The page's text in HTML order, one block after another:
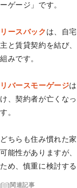
ーゲージ」です。
リースバック は、自
主と賃貸契約を結び
組みです。
リバースモーゲージ
け、契約者が亡くな
す。
どちらも住み慣れた
可能性がありますが
ため、慎重に検討す
関連記事